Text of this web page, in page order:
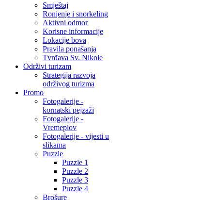
Smještaj
Ronjenje i snorkeling
Aktivni odmor
Korisne informacije
Lokacije bova
Pravila ponašanja
Tvrđava Sv. Nikole
Održivi turizam
Strategija razvoja
održivog turizma
Promo
Fotogalerije -
kornatski pejzaži
Fotogalerije -
Vremeplov
Fotogalerije - vijesti u
slikama
Puzzle
Puzzle 1
Puzzle 2
Puzzle 3
Puzzle 4
Brošure